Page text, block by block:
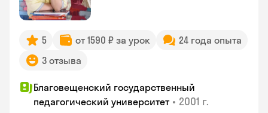
5 от 1590 ₽ за урок
24 года опыта
3 отзыва
Благовещенский государственный
педагогический университет • 2001 г.